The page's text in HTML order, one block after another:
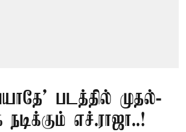
படத்தில் முதல்-
எச்.ராஜா..!